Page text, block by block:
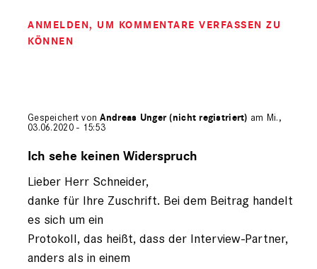
ANMELDEN, UM KOMMENTARE VERFASSEN ZU
KÖNNEN
Gespeichert vonAndreas Unger (nicht registriert) am Mi.,
03.06.2020 - 15:53
auf
Hanns
Schneider
registriert)
Ich sehe keinen Widerspruch
Lieber Herr Schneider,
danke für Ihre Zuschrift. Bei dem Beitrag handelt
es sich um ein
Protokoll, das heißt, dass der Interview-Partner,
anders als in einem